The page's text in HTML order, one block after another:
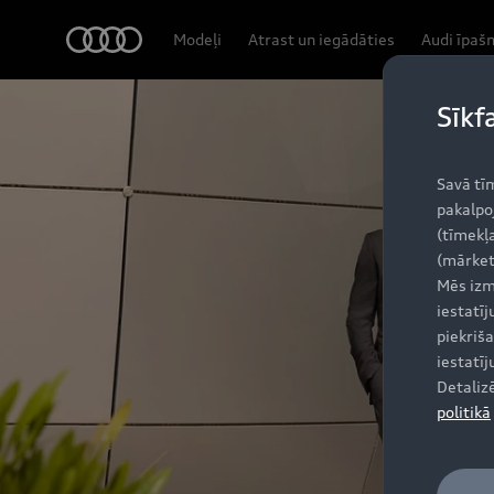
Modeļi Atrast un iegādāties Audi
Dizains un specifikācijas
Savā
Mēs
politikā